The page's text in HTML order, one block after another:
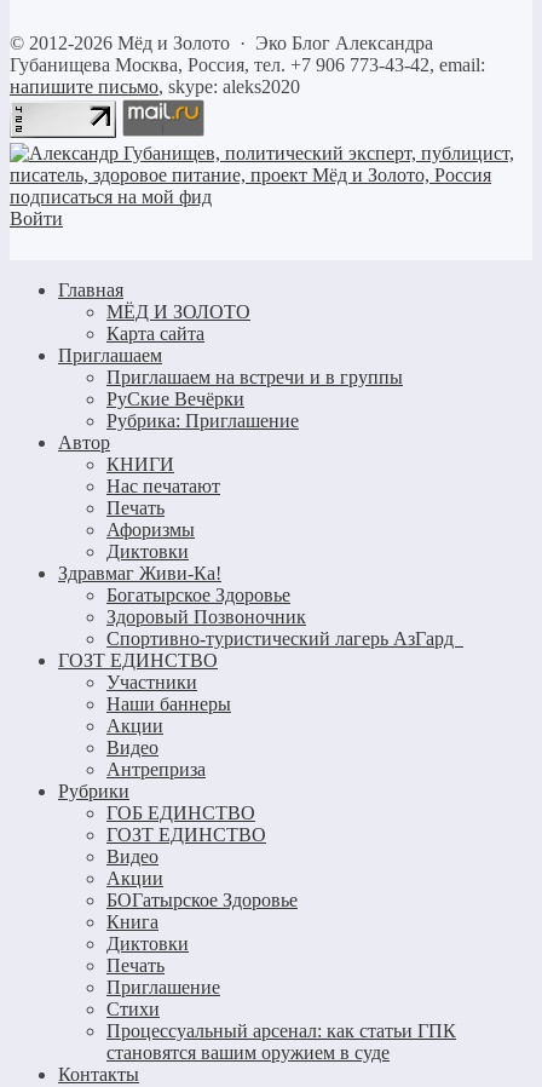
© 2012-2026 Мёд и Золото · Эко Блог Александра
Губанищева Москва, Россия, тел. +7 906 773-43-42, email:
напишите письмо, skype: aleks2020
Войти
Главная
МЁД И ЗОЛОТО
Карта сайта
Приглашаем
Приглашаем на встречи и в группы
РуСкие Вечёрки
Рубрика: Приглашение
Автор
КНИГИ
Нас печатают
Печать
Афоризмы
Диктовки
Здравмаг Живи-Ка!
Богатырское Здоровье
Здоровый Позвоночник
Спортивно-туристический лагерь АзГард
ГОЗТ ЕДИНСТВО
Участники
Наши баннеры
Акции
Видео
Антреприза
Рубрики
ГОБ ЕДИНСТВО
ГОЗТ ЕДИНСТВО
Видео
Акции
БОГатырское Здоровье
Книга
Диктовки
Печать
Приглашение
Стихи
Процессуальный арсенал: как статьи ГПК
становятся вашим оружием в суде
Контакты